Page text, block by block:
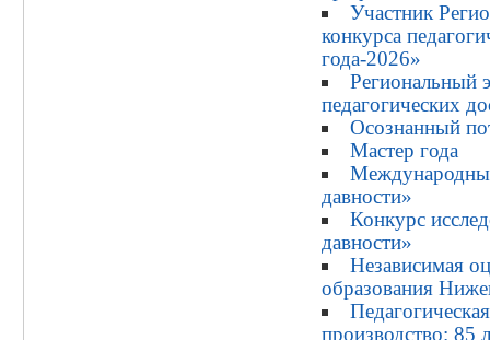
Участник
конкурса
года-2026»
Региональный
педагогических
Осознанный
Мастер года
давности»
Конкурс
давности»
Независимая
образования
производство: 85